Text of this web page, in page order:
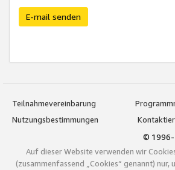
E-mail senden
Teilnahmevereinbarung
Nutzungsbestimmungen
© 1996-
Auf dieser Website verwenden wir
(zusammenfassend „Cookies“ genannt) nur,